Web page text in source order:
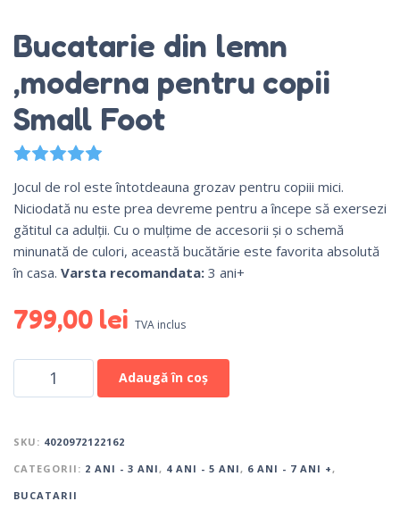
Bucatarie din lemn
,moderna pentru copii
Small Foot
Jocul de rol este întotdeauna grozav pentru copiii mici.
Niciodată nu este prea devreme pentru a începe să exersezi
gătitul ca adulții. Cu o mulțime de accesorii și o schemă
minunată de culori, această bucătărie este favorita absolută
în casa. Varsta recomandata: 3 ani+
799,00 lei TVA inclus
Adaugă în coș
SKU: 4020972122162
CATEGORII: 2 ANI - 3 ANI, 4 ANI - 5 ANI, 6 ANI - 7 ANI +,
BUCATARII